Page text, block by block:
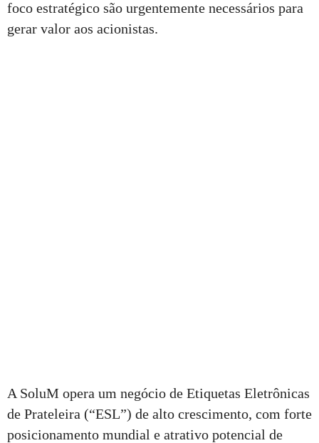
foco estratégico são urgentemente necessários para
gerar valor aos acionistas.
A SoluM opera um negócio de Etiquetas Eletrônicas
de Prateleira (“ESL”) de alto crescimento, com forte
posicionamento mundial e atrativo potencial de